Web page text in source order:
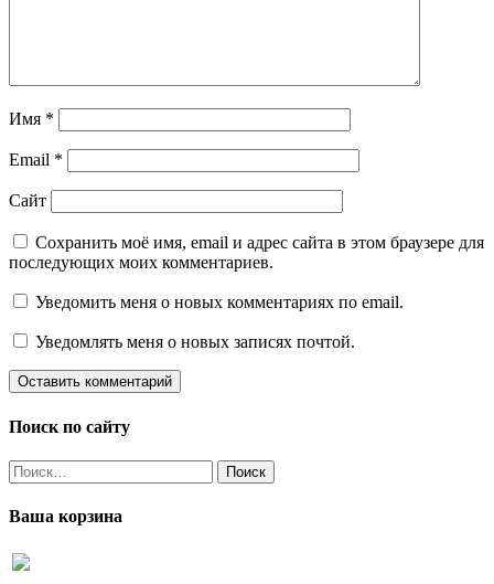
Имя *
Email *
Сайт
Сохранить моё имя, email и адрес сайта в этом браузере для
последующих моих комментариев.
Уведомить меня о новых комментариях по email.
Уведомлять меня о новых записях почтой.
Поиск по сайту
Найти:
Ваша корзина